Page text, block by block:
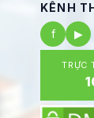
KÊNH
f
▶
TRỰC